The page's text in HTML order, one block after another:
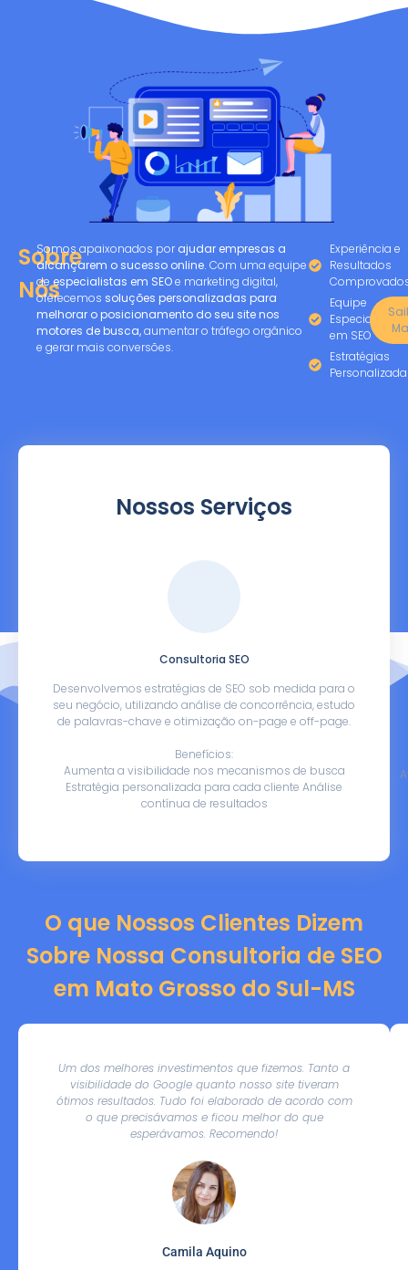
Sobre
Nós
Somos apaixonados porajudar empresas a
alcançarem o sucesso online. Com uma equipe
deespecialistas em SEOe marketing digital,
oferecemos soluções personalizadas para
melhorar o posicionamento do seu site nos
motores de busca,aumentar o tráfego orgânico
e gerar mais conversões.
Experiência e
Resultados
Equipe
Especializada
em SEO
Estratégias
Nossos Serviços
Consultoria SEO
Desenvolvemos estratégias de SEO sob medida para o
seu negócio, utilizando análise de concorrência, estudo
de palavras-chave e otimização on-page e off-page.
Benefícios:
Aumenta a visibilidade nos mecanismos de busca
Estratégia personalizada para cada cliente Análise
contínua de resultados
O que Nossos Clientes Dizem
Sobre Nossa Consultoria de SEO
em Mato Grosso do Sul-MS
Um dos melhores investimentos que fizemos. Tanto a
visibilidade do Google quanto nosso site tiveram
ótimos resultados. Tudo foi elaborado de acordo com
o que precisávamos e ficou melhor do que
esperávamos. Recomendo!
Camila Aquino